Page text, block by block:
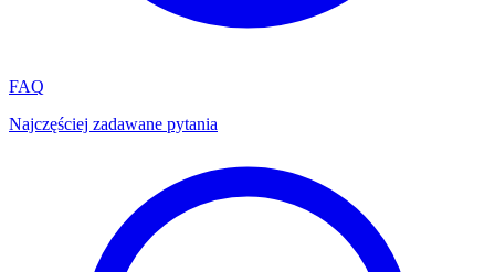
FAQ
Najczęściej zadawane pytania